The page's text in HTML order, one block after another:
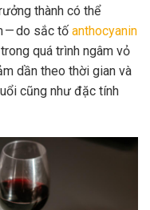
thành có thể
— do sắc tố anthocyanin
quá trình ngâm vỏ
dần theo thời gian và
cũng như đặc tính